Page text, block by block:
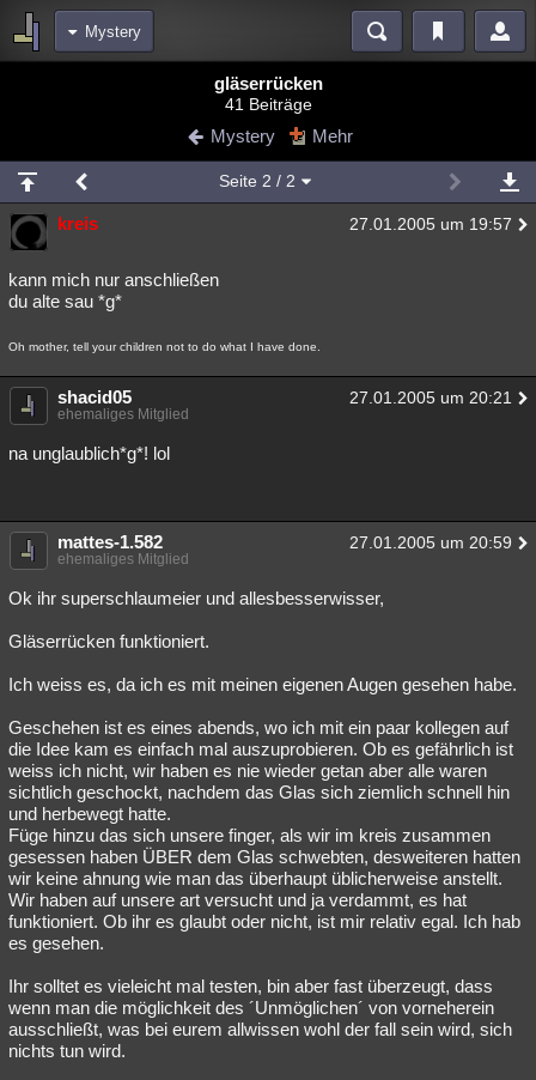
Mystery
Blogs
Chat Wiki Neuigkeiten
meine Rubriken
Menschen Mystery Kriminalfälle
Spiritualität Verschwörungen
Philosophie Literatur
Astronomie Helpdesk
Übersichten
Besucht Teilgenommen
Lesenswert Schlüsselwörter
gläserrücken
41 Beiträge
Mystery Mehr
Seite 2 / 2
kreis 27.01.2005 um 19:57
kann mich nur anschließen
du alte sau *g*
Oh mother, tell your children not to do what I have done.
shacid05 27.01.2005 um 20:21
ehemaliges Mitglied
na unglaublich*g*! lol
mattes-1.582 27.01.2005 um 20:59
ehemaliges Mitglied
Ok ihr superschlaumeier und allesbesserwisser,
Gläserrücken funktioniert.
Ich weiss es, da ich es mit meinen eigenen Augen gesehen habe.
Geschehen ist es eines abends, wo ich mit ein paar kollegen auf
die Idee kam es einfach mal auszuprobieren. Ob es gefährlich ist
weiss ich nicht, wir haben es nie wieder getan aber alle waren
sichtlich geschockt, nachdem das Glas sich ziemlich schnell hin
und herbewegt hatte.
Füge hinzu das sich unsere finger, als wir im kreis zusammen
gesessen haben ÜBER dem Glas schwebten, desweiteren hatten
wir keine ahnung wie man das überhaupt üblicherweise anstellt.
Wir haben auf unsere art versucht und ja verdammt, es hat
funktioniert. Ob ihr es glaubt oder nicht, ist mir relativ egal. Ich hab
es gesehen.
Ihr solltet es vieleicht mal testen, bin aber fast überzeugt, dass
wenn man die möglichkeit des ´Unmöglichen´ von vorneherein
ausschließt, was bei eurem allwissen wohl der fall sein wird, sich
nichts tun wird.